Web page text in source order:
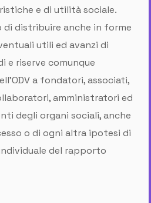
e di utilità sociale.
distribuire anche in forme
utili ed avanzi di
e riserve comunque
a fondatori, associati,
amministratori ed
degli organi sociali, anche
o di ogni altra ipotesi di
del rapporto